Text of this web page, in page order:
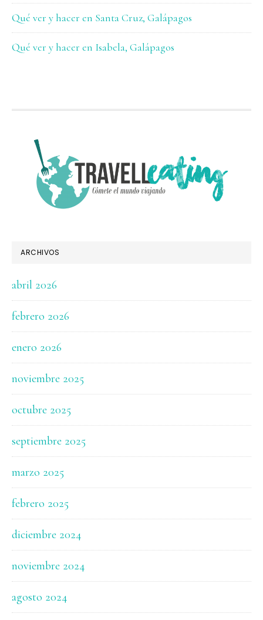
Qué ver y hacer en Santa Cruz, Galápagos
Qué ver y hacer en Isabela, Galápagos
FOOTER
ARCHIVOS
abril 2026
febrero 2026
enero 2026
noviembre 2025
octubre 2025
septiembre 2025
marzo 2025
febrero 2025
diciembre 2024
noviembre 2024
agosto 2024